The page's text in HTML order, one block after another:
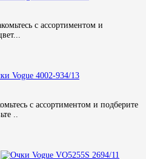
с ассортиментом и
с ассортиментом и подберите
..